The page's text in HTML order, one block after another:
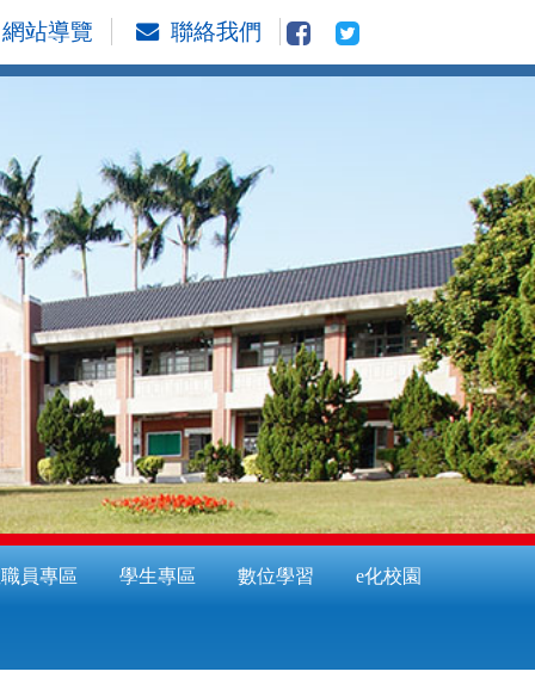
網站導覽 聯絡我們
員專區 學生專區 數位學習 e化校園